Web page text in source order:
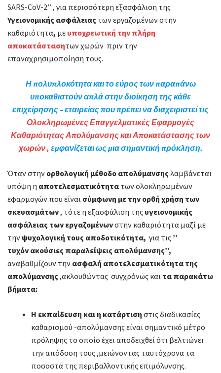
SARS-CoV-2’’ , για περισσότερη εξασφάλιση της
Υγειονομικής ασφάλειας των εργαζομένων στην
καθαριότητα, με υποχρεωτική την πλήρη
αποκατάστασητων χωρών πριν την
επαναχρησιμοποίηση τους.
Η πολυπλοκότητα και το εύρος των παραπάνω
υποκαθιστούν απλά στην διοίκηση της κάθε
επιχείρησης – εταιρείας που πρέπει να διαχειριστεί τις
Ολοκληρωμένες Επαγγελματικές Εφαρμογές
Καθαριότητας Απολύμανσης και Αποκατάστασης των
χωρών , εμφανίζεται ως μια σημαντική πρόκληση.
Όταν στην ορθολογική μέθοδο απολύμανσης λαμβάνεται
υπόψη η αποτελεσματικότητα των ολοκληρωμένων
εφαρμογών που είναι σύμφωνη με την ορθή χρήση των
σκευασμάτων, τότε η εξασφάλιση της υγειονομικής
ασφάλειας των εργαζομένωνστην καθαριότητα μαζί με
την ψυχολογική τους αποδοτικότητα, για τις ’’
τυχόν ακούσιες παραλείψεις απολύμανσης’’,
αναβαθμίζουν την ασφαλή αποτελεσματικότητα της
απολύμανσης ,ακλουθώντας συγχρόνως και τα παρακάτω
βήματα:
Η εκπαίδευση και η κατάρτιση στις διαδικασίες
καθαρισμού -απολύμανσης είναι σημαντικό μέτρο
πρόληψης το οποίο έχει αποδειχθεί ότι βελτιώνει
την απόδοση τους ,μειώνοντας ταυτόχρονα τα
ποσοστά της περιβαλλοντικής επιμόλυνσης.